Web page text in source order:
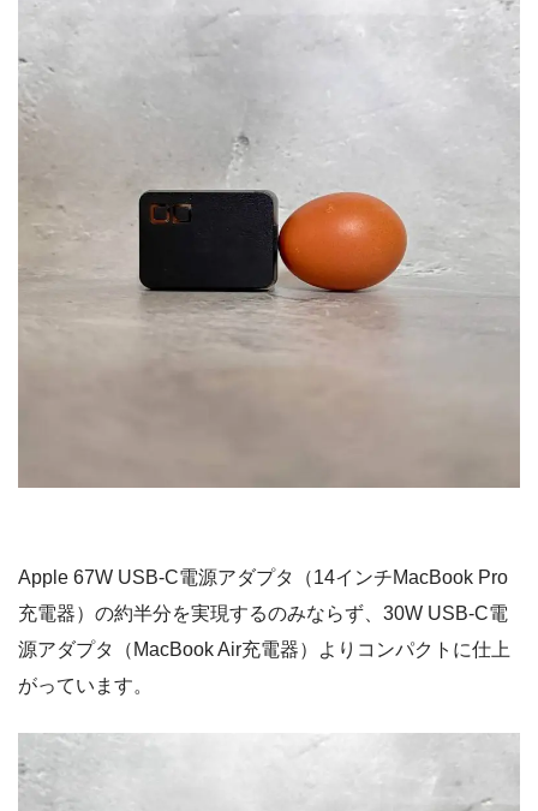
Apple 67W USB-C電源アダプタ（14インチMacBook Pro
充電器）の約半分を実現するのみならず、30W USB-C電
源アダプタ（MacBook Air充電器）よりコンパクトに仕上
がっています。